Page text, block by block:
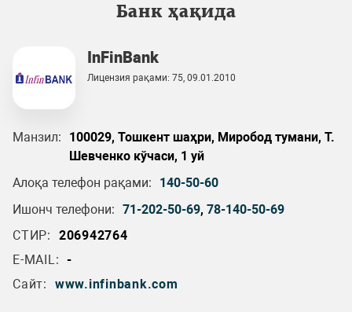
Банк ҳақида
InFinBank
Лицензия рақами: 75, 09.01.2010
Манзил:
100029, Тошкент шаҳри, Миробод тумани, Т.
Шевченко кўчаси, 1 уй
Алоқа телефон рақами:
140-50-60
Ишонч телефони: 71-202-50-69, 78-140-50-69
СТИР:
206942764
E-MAIL: -
Сайт:
www.infinbank.com